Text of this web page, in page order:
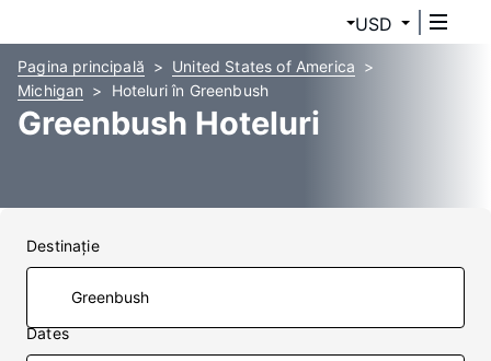
USD
Pagina principală
United States of America
Michigan
Hoteluri în Greenbush
Greenbush Hoteluri
Destinaţie
Dates